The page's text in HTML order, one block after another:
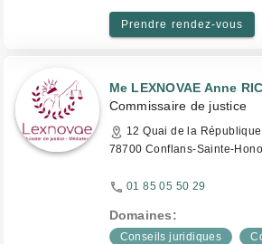
Prendre rendez-vous
Me LEXNOVAE Anne
Commissaire de justice
12 Quai de la République
78700 Conflans-Sainte-
01 85 05 50 29
Domaines:
Conseils juridiques